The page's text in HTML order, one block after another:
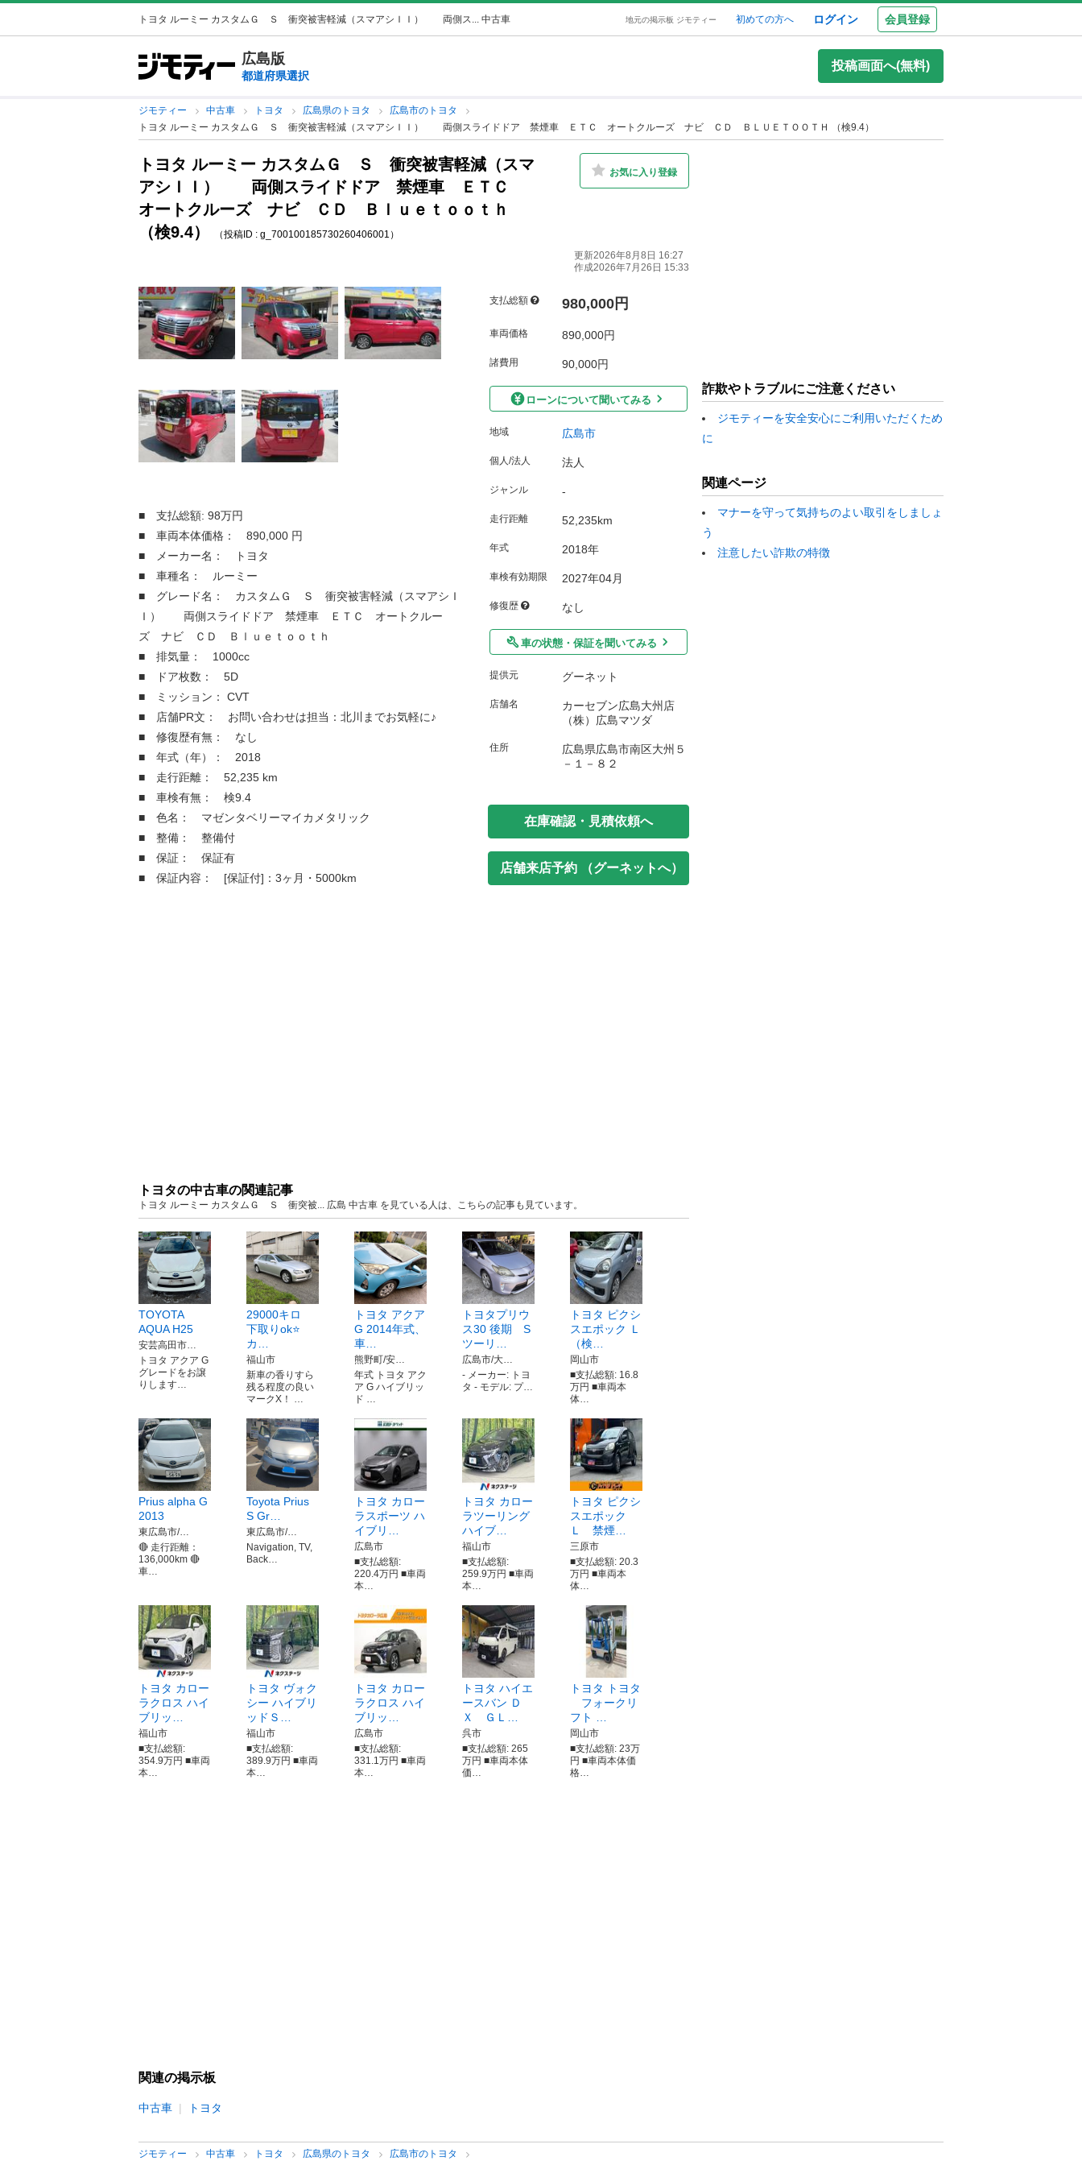
トヨタ ルーミー カスタムＧ Ｓ 衝突被害軽減（スマアシＩＩ） 両側ス... 中古車 地元の掲示板 ジモティー 初めての方へ ログイン 会員登録
広島版
都道府県選択
投稿画面へ(無料)
ジモティー 中古車 トヨタ 広島県のトヨタ
広島市のトヨタ
トヨタ ルーミー カスタムＧ Ｓ 衝突被害軽減（スマアシＩＩ） 両側スライドドア 禁煙車 ＥＴＣ オートクルーズ ナビ ＣＤ ＢＬＵＥＴＯＯＴＨ （検9.4）
トヨタ ルーミー カスタムＧ Ｓ 衝突被害軽減（スマ
アシＩＩ） 両側スライドドア 禁煙車 ＥＴＣ
オートクルーズ ナビ ＣＤ Ｂｌｕｅｔｏｏｔｈ
（検9.4）
（投稿ID : g_700100185730260406001）
お気に入り登録
更新2026年8月8日 16:27
作成2026年7月26日 15:33
■ 支払総額: 98万円
■ 車両本体価格： 890,000 円
■ メーカー名： トヨタ
■ 車種名： ルーミー
■ グレード名： カスタムＧ Ｓ 衝突被害軽減（スマアシＩ
Ｉ） 両側スライドドア 禁煙車 ＥＴＣ オートクルー
ズ ナビ ＣＤ Ｂｌｕｅｔｏｏｔｈ
■ 排気量： 1000cc
■ ドア枚数： 5D
■ ミッション： CVT
■ 店舗PR文： お問い合わせは担当：北川までお気軽に♪
■ 修復歴有無： なし
■ 年式（年）： 2018
■ 走行距離： 52,235 km
■ 車検有無： 検9.4
■ 色名： マゼンタベリーマイカメタリック
■ 整備： 整備付
■ 保証： 保証有
■ 保証内容： [保証付]：3ヶ月・5000km
支払総額 980,000円
車両価格 890,000円
諸費用 90,000円
ローンについて聞いてみる
地域 広島市
個人/法人 法人
ジャンル -
走行距離 52,235km
年式 2018年
車検有効期限 2027年04月
修復歴 なし
車の状態・保証を聞いてみる
提供元 グーネット
店舗名
カーセブン広島大州店
（株）広島マツダ
住所
広島県広島市南区大州５
－１－８２
在庫確認・見積依頼へ
店舗来店予約 （グーネットへ）
トヨタの中古車の関連記事
トヨタ ルーミー カスタムＧ Ｓ 衝突被... 広島 中古車 を見ている人は、こちらの記事も見ています。
TOYOTA
AQUA H25
安芸高田市…
トヨタ アクア G
グレードをお譲
りします…
29000キロ
下取りok⭐️
カ…
福山市
新車の香りすら
残る程度の良い
マークX！ …
トヨタ アクア
G 2014年式、
車…
熊野町/安…
年式 トヨタ アク
ア G ハイブリッ
ド …
トヨタプリウ
ス30 後期 S
ツーリ…
広島市/大…
- メーカー: トヨ
タ - モデル: プ…
トヨタ ピクシ
スエポック Ｌ
（検…
岡山市
■支払総額: 16.8
万円 ■車両本
体…
Prius alpha G
2013
東広島市/…
🔴 走行距離：
136,000km 🔴
車…
Toyota Prius
S Gr…
東広島市/…
Navigation, TV,
Back…
トヨタ カロー
ラスポーツ ハ
イブリ…
広島市
■支払総額:
220.4万円 ■車両
本…
トヨタ カロー
ラツーリング
ハイブ…
福山市
■支払総額:
259.9万円 ■車両
本…
トヨタ ピクシ
スエポック
Ｌ 禁煙…
三原市
■支払総額: 20.3
万円 ■車両本
体…
トヨタ カロー
ラクロス ハイ
ブリッ…
福山市
■支払総額:
354.9万円 ■車両
本…
トヨタ ヴォク
シー ハイブリ
ッドＳ…
福山市
■支払総額:
389.9万円 ■車両
本…
トヨタ カロー
ラクロス ハイ
ブリッ…
広島市
■支払総額:
331.1万円 ■車両
本…
トヨタ ハイエ
ースバン Ｄ
Ｘ ＧＬ…
呉市
■支払総額: 265
万円 ■車両本体
価…
トヨタ トヨタ
フォークリ
フト …
岡山市
■支払総額: 23万
円 ■車両本体価
格…
関連の掲示板
中古車 トヨタ
詐欺やトラブルにご注意ください
ジモティーを安全安心にご利用いただくため
に
関連ページ
マナーを守って気持ちのよい取引をしましょ
う
注意したい詐欺の特徴
ジモティー 中古車 トヨタ 広島県のトヨタ 広島市のトヨタ